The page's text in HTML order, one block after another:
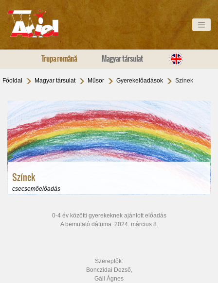
Trupa română Magyar társulat
Főoldal Magyar társulat Műsor Gyerekelőadások Színek
Színek
csecsemőelőadás
0-4 év közötti gyerekeknek ajánlott előadás
A bemutató dátuma: 2024. március 8.
Szereplők:
Bonczidai Dezső,
Gáll Ágnes